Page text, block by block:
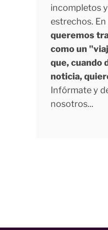
incompletos
estrechos.
queremos
como un
que, cuando
noticia,
Infórmate y
nosotros...